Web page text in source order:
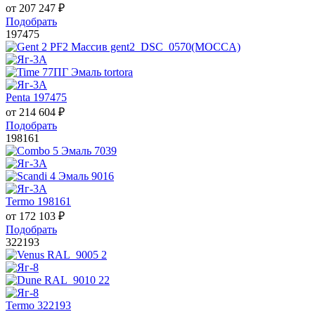
от 207 247 ₽
Подобрать
197475
Penta 197475
от 214 604 ₽
Подобрать
198161
Termo 198161
от 172 103 ₽
Подобрать
322193
Termo 322193